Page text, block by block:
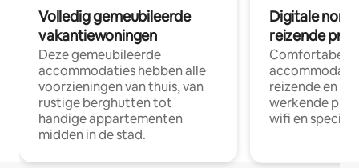
Volledig gemeubileerde
vakantiewoningen
Deze gemeubileerde
accommodaties hebben alle
voorzieningen van thuis, van
rustige berghutten tot
handige appartementen
midden in de stad.
Digitale
reizende
Comfortabele
reizende en
werkende
wifi en